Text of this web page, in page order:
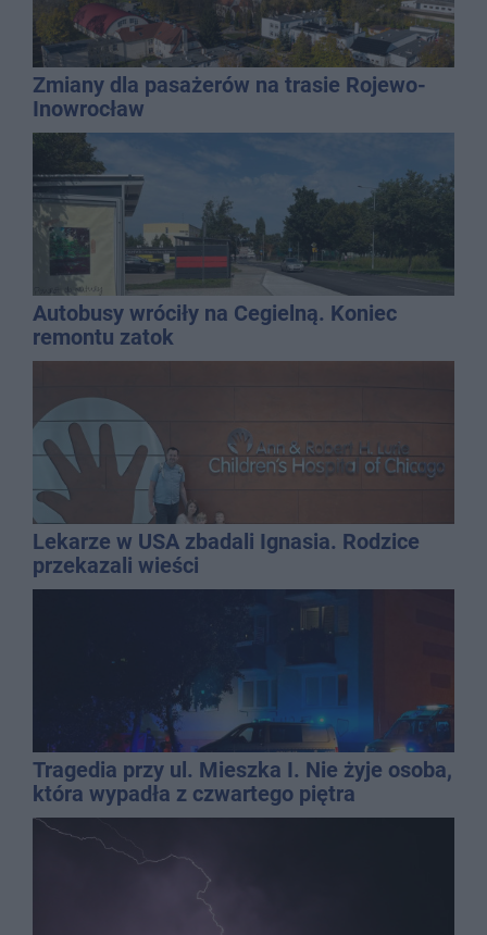
Zmiany dla pasażerów na trasie Rojewo-
Inowrocław
Autobusy wróciły na Cegielną. Koniec
remontu zatok
Lekarze w USA zbadali Ignasia. Rodzice
przekazali wieści
Tragedia przy ul. Mieszka I. Nie żyje osoba,
która wypadła z czwartego piętra